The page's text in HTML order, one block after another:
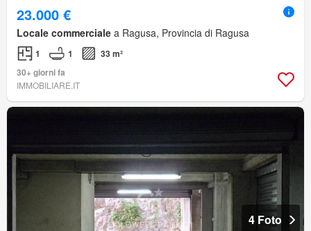
23.000 €
Locale commerciale a Ragusa, Provincia di Ragusa
1 1
33 m²
30+ giorni fa
IMMOBILIARE.IT
4 Foto